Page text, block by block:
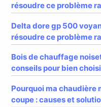
résoudre ce problème
Delta dore gp 500
résoudre ce problème
Bois de chauffage
conseils pour bien
Pourquoi ma chaudière
coupe : causes et